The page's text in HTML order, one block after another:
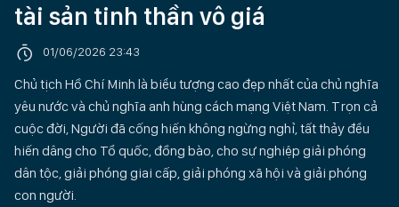
tài sản tinh thần vô giá
01/06/2026 23:43
Chủ tịch Hồ Chí Minh là biểu tượng cao đẹp nhất của chủ nghĩa
yêu nước và chủ nghĩa anh hùng cách mạng Việt Nam. Trọn cả
cuộc đời, Người đã cống hiến không ngừng nghỉ, tất thảy đều
hiến dâng cho Tổ quốc, đồng bào, cho sự nghiệp giải phóng
dân tộc, giải phóng giai cấp, giải phóng xã hội và giải phóng
con người.